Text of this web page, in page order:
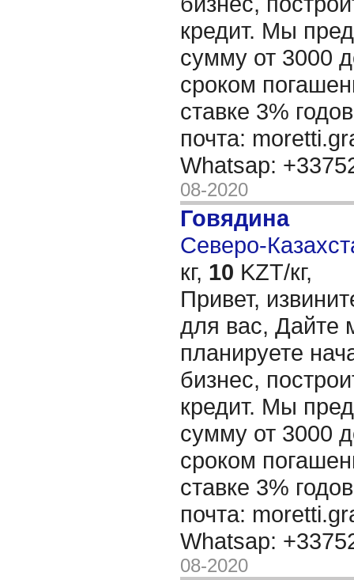
кредит. Мы
сумму от 3000
сроком
ставке 3%
почта:
Whatsap:
08-2020
Говядина
Северо-
кг, 10 KZT/кг,
Привет,
для вас, Дайте
планируете
бизнес,
кредит. Мы
сумму от 3000
сроком
ставке 3%
почта:
Whatsap:
08-2020